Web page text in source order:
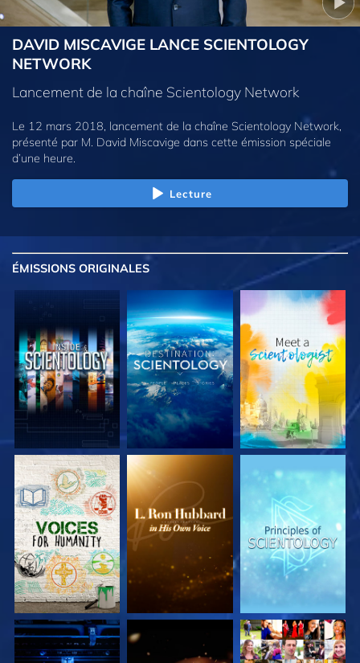
DAVID MISCAVIGE LANCE SCIENTOLOGY
NETWORK
Lancement de la chaîne Scientology Network
Le 12 mars 2018, lancement de la chaîne Scientology Network,
présenté par M. David Miscavige dans cette émission spéciale
d’une heure.
Lecture
ÉMISSIONS ORIGINALES
DÉCOUVRIR LES
SÉRIES
DÉCOUVRIR LES
SÉRIES
DÉCOUVRIR LES
SÉRIES